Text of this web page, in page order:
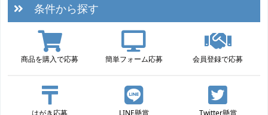
条件から探す
商品を購入で応募 簡単フォーム応募 会員登録で応募
はがき応募 LINE懸賞 Twitter懸賞